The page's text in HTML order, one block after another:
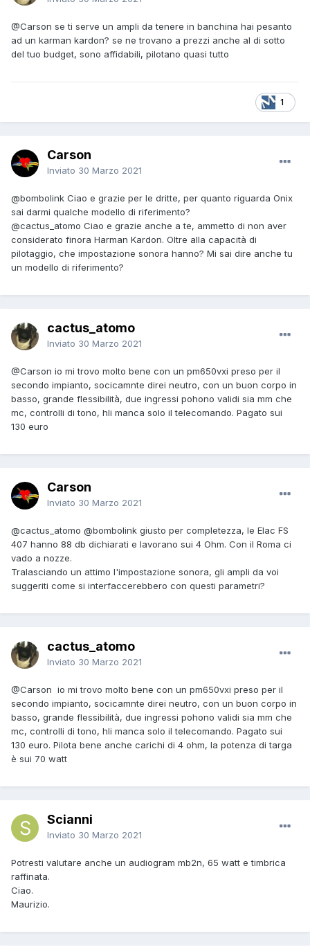
@Carson se ti serve un ampli da tenere in banchina hai pesanto
ad un karman kardon? se ne trovano a prezzi anche al di sotto
del tuo budget, sono affidabili, pilotano quasi tutto
1
Carson
Inviato 30 Marzo 2021
@bombolink Ciao e grazie per le dritte, per quanto riguarda Onix
sai darmi qualche modello di riferimento?
@cactus_atomo Ciao e grazie anche a te, ammetto di non aver
considerato finora Harman Kardon. Oltre alla capacità di
pilotaggio, che impostazione sonora hanno? Mi sai dire anche tu
un modello di riferimento?
cactus_atomo
Inviato 30 Marzo 2021
@Carson io mi trovo molto bene con un pm650vxi preso per il
secondo impianto, socicamnte direi neutro, con un buon corpo in
basso, grande flessibilità, due ingressi pohono validi sia mm che
mc, controlli di tono, hli manca solo il telecomando. Pagato sui
130 euro
Carson
Inviato 30 Marzo 2021
@cactus_atomo @bombolink giusto per completezza, le Elac FS
407 hanno 88 db dichiarati e lavorano sui 4 Ohm. Con il Roma ci
vado a nozze.
Tralasciando un attimo l'impostazione sonora, gli ampli da voi
suggeriti come si interfaccerebbero con questi parametri?
cactus_atomo
Inviato 30 Marzo 2021
@Carson io mi trovo molto bene con un pm650vxi preso per il
secondo impianto, socicamnte direi neutro, con un buon corpo in
basso, grande flessibilità, due ingressi pohono validi sia mm che
mc, controlli di tono, hli manca solo il telecomando. Pagato sui
130 euro. Pilota bene anche carichi di 4 ohm, la potenza di targa
è sui 70 watt
Scianni
Inviato 30 Marzo 2021
Potresti valutare anche un audiogram mb2n, 65 watt e timbrica
raffinata.
Ciao.
Maurizio.